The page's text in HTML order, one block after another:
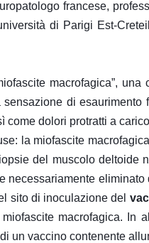
francese,
di Parigi Est-
macrofagica”,
di
come dolori protratti a
la miofascite
del muscolo deltoide
necessariamente eliminato
sito di inoculazione del
macrofagica. In
un vaccino contenente